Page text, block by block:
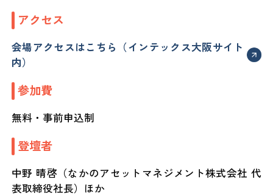
アクセス
会場アクセスはこちら（インテックス大阪サイト
内）
参加費
無料・事前申込制
登壇者
中野 晴啓（なかのアセットマネジメント株式会社 代
表取締役社長）ほか